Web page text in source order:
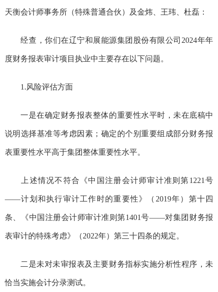
天衡会计师事务所（特殊普通合伙）及金炜、王玮、杜磊：
经查，你们在辽宁和展能源集团股份有限公司 2024年年
度财务报表审计项目执业中主要存在以下问题。
1.风险评估方面
一是在确定财务报表整体的重要性水平时，未在底稿中
说明选择基准等考虑因素；确定的个别重要组成部分财务报
表重要性水平高于集团整体重要性水平。
上述情况不符合《中国注册会计师审计准则第1221号
——计划和执行审计工作时的重要性》（ 2019年）第十四
条、《中国注册会计师审计准则第1401号——对集团财务报
表审计的特殊考虑》（2022年）第三十四条的规定。
二是未对未审报表及主要财务指标实施分析性程序，未
恰当实施会计分录测试。